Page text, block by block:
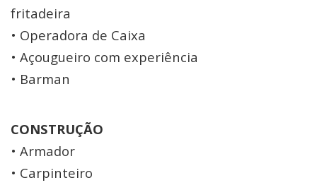
fritadeira
• Operadora de Caixa
• Açougueiro com experiência
• Barman
CONSTRUÇÃO
• Armador
• Carpinteiro